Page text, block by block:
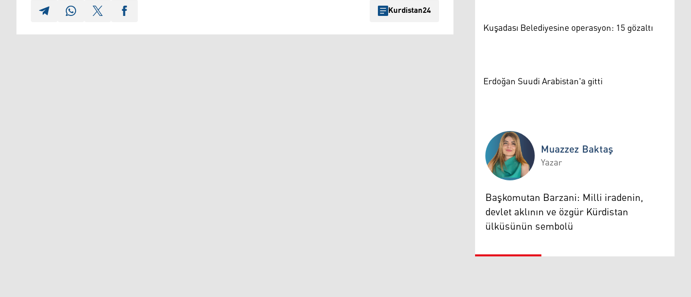
Kurdistan24
Kuşadası Belediyesine operasyon: 15 gözaltı
Erdoğan Suudi Arabistan'a gitti
Muazzez Baktaş
Muazzez Baktaş
Yazar
Başkomutan Barzani: Milli iradenin,
devlet aklının ve özgür Kürdistan
ülküsünün sembolü